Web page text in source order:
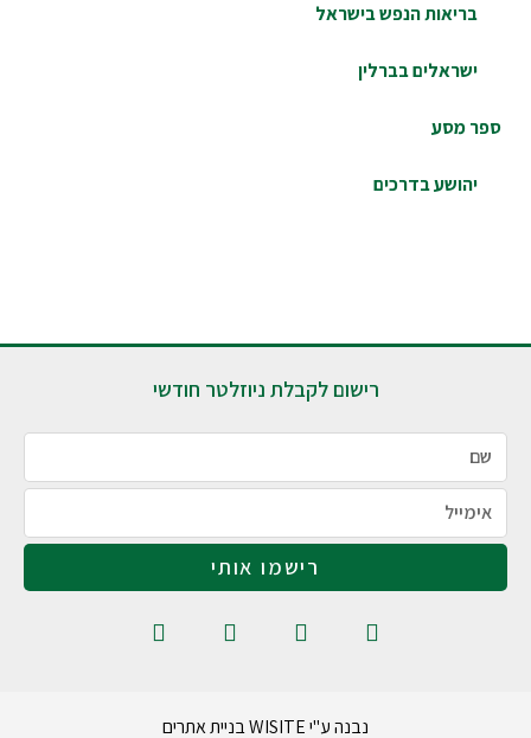
בריאות הנפש בישראל
ישראלים בברלין
מסע
יהושע בדרכים
רישום לקבלת ניוזלטר חודשי
רישמו אותי
נבנה ע"י WISITE בניית אתרים